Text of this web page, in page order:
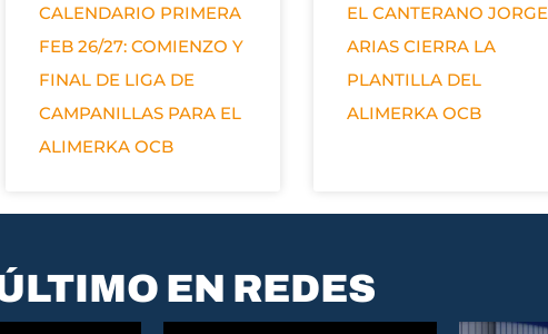
CALENDARIO PRIMERA
FEB 26/27: COMIENZO Y
FINAL DE LIGA DE
CAMPANILLAS PARA EL
ALIMERKA OCB
EL CANTERANO JORGE
ARIAS CIERRA LA
PLANTILLA DEL
ALIMERKA OCB
EN REDES